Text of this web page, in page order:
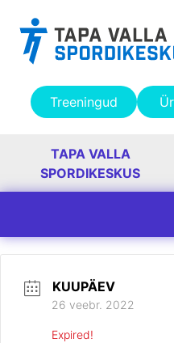
Treeningud
TAPA VALLA
SPORDIKESKUS
Peamine
KUUPÄEV
26 veebr. 2022
Expired!